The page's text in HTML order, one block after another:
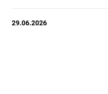
29.06.2026